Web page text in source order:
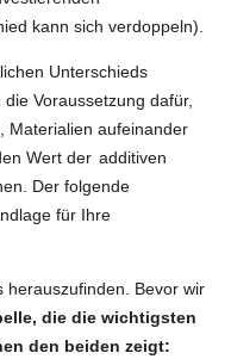
kann sich verdoppeln).
Unterschieds
Voraussetzung dafür,
Materialien aufeinander
Wert der additiven
Der folgende
für Ihre
herauszufinden. Bevor wir
die die wichtigsten
den beiden zeigt: